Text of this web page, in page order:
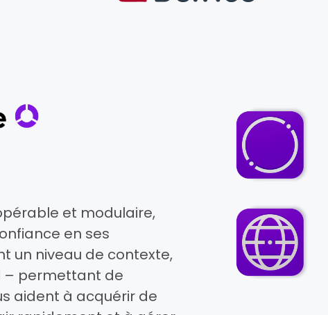
et modulaire,
en ses
un niveau de contexte,
– permettant de
aident à acquérir de